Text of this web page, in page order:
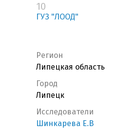
10
ГУЗ "ЛООД"
Регион
Липецкая область
Город
Липецк
Исследователи
Шинкарева Е.В